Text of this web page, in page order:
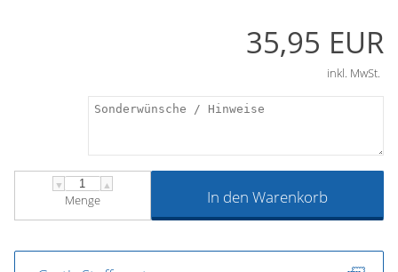
35,95 EUR
inkl. MwSt.
▼ ▲
Menge In den Warenkorb